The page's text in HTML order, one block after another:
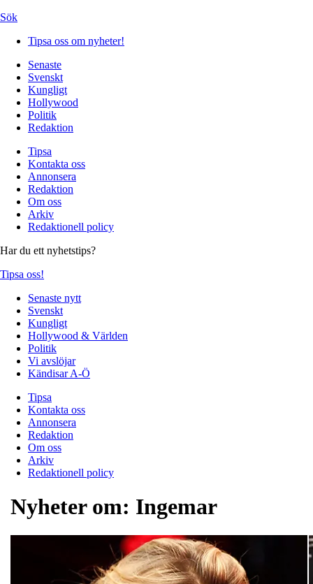
Sök
Tipsa oss om nyheter!
Senaste
Svenskt
Kungligt
Hollywood
Politik
Redaktion
Tipsa
Kontakta oss
Annonsera
Redaktion
Om oss
Arkiv
Redaktionell policy
Har du ett nyhetstips?
Tipsa oss!
Senaste nytt
Svenskt
Kungligt
Hollywood & Världen
Politik
Vi avslöjar
Kändisar A-Ö
Tipsa
Kontakta oss
Annonsera
Redaktion
Om oss
Arkiv
Redaktionell policy
Nyheter om: Ingemar